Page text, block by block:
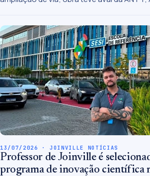
13/07/2026 · JOINVILLE NOTÍCIAS
Professor de Joinville é
programa de inovação científica